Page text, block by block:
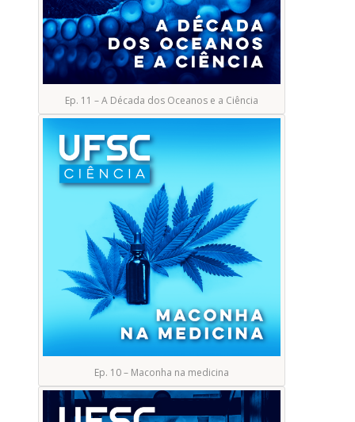
Ep. 11 – A Década dos Oceanos e a Ciência
Ep. 10 – Maconha na medicina